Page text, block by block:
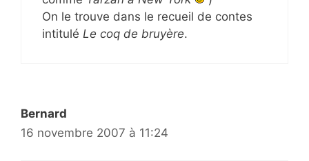
On le trouve dans le recueil de contes
intitulé Le coq de bruyère.
Bernard
16 novembre 2007 à 11:24